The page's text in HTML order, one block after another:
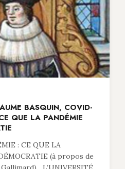
BASQUIN, COVID-
QUE LA PANDÉMIE
: CE QUE LA
(à propos de